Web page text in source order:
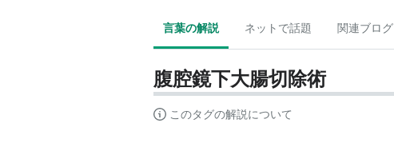
言葉の解説 ネットで話題 関連ブログ
腹腔鏡下大腸切除術
このタグの解説について